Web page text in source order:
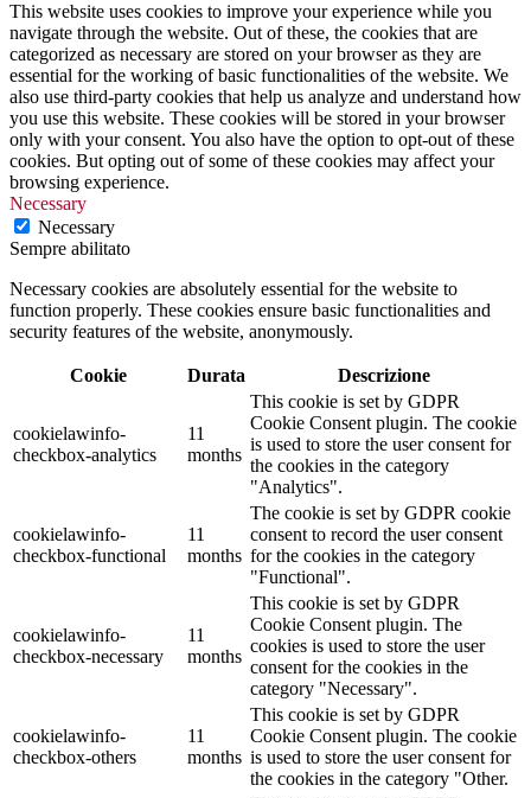
This website uses cookies to improve your experience while you
navigate through the website. Out of these, the cookies that are
categorized as necessary are stored on your browser as they are
essential for the working of basic functionalities of the website. We
also use third-party cookies that help us analyze and understand how
you use this website. These cookies will be stored in your browser
only with your consent. You also have the option to opt-out of these
cookies. But opting out of some of these cookies may affect your
browsing experience.
Necessary
Necessary
Sempre abilitato
Necessary cookies are absolutely essential for the website to
function properly. These cookies ensure basic functionalities and
security features of the website, anonymously.
Cookie Durata Descrizione
cookielawinfo-
checkbox-analytics
11
months
This cookie is set by GDPR
Cookie Consent plugin. The cookie
is used to store the user consent for
the cookies in the category
"Analytics".
cookielawinfo-
checkbox-functional
11
months
The cookie is set by GDPR cookie
consent to record the user consent
for the cookies in the category
"Functional".
cookielawinfo-
checkbox-necessary
11
months
This cookie is set by GDPR
Cookie Consent plugin. The
cookies is used to store the user
consent for the cookies in the
category "Necessary".
cookielawinfo-
checkbox-others
11
months
This cookie is set by GDPR
Cookie Consent plugin. The cookie
is used to store the user consent for
the cookies in the category "Other.